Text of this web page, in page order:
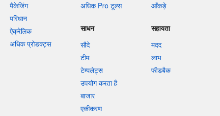
पैकेजिंग
परिधान
ऐक्रेलिक
अधिक प्रोडक्ट्स
अधिक Pro टूल्स
आँकड़े
साधन
सौदे
टीम
टेम्पलेट्स
उपयोग करता है
बाजार
एकीकरण
सहायता
मदद
लाभ
फीडबैक